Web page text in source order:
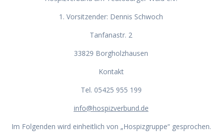
1. Vorsitzender: Dennis Schwoch
Tanfanastr. 2
33829 Borgholzhausen
Kontakt
Tel. 05425 955 199
info@hospizverbund.de
Im Folgenden wird einheitlich von „Hospizgruppe“ gesprochen.